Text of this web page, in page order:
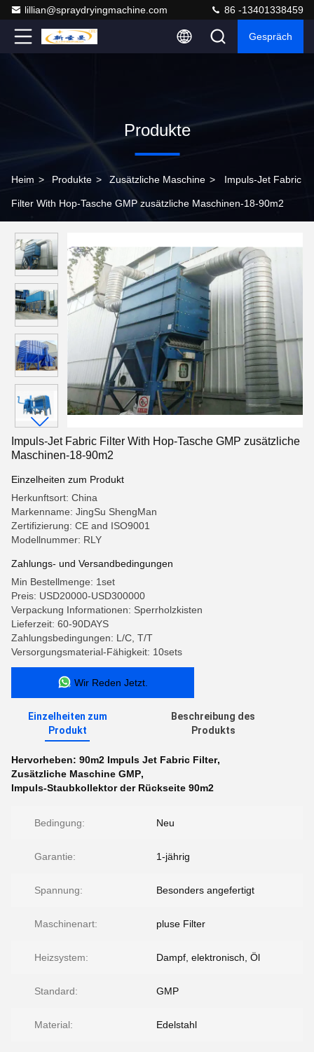
lillian@spraydryingmachine.com 86 -13401338459
Gespräch
Produkte
Heim > Produkte > Zusätzliche Maschine > Impuls-Jet Fabric
Filter With Hop-Tasche GMP zusätzliche Maschinen-18-90m2
Impuls-Jet Fabric Filter With Hop-Tasche GMP zusätzliche
Maschinen-18-90m2
Einzelheiten zum Produkt
Herkunftsort: China
Markenname: JingSu ShengMan
Zertifizierung: CE and ISO9001
Modellnummer: RLY
Zahlungs- und Versandbedingungen
Min Bestellmenge: 1set
Preis: USD20000-USD300000
Verpackung Informationen: Sperrholzkisten
Lieferzeit: 60-90DAYS
Zahlungsbedingungen: L/C, T/T
Versorgungsmaterial-Fähigkeit: 10sets
Wir Reden Jetzt.
Einzelheiten zum
Produkt
Beschreibung des
Produkts
Hervorheben: 90m2 Impuls Jet Fabric Filter,
Zusätzliche Maschine GMP,
Impuls-Staubkollektor der Rückseite 90m2
Bedingung: Neu
Garantie: 1-jährig
Spannung: Besonders angefertigt
Maschinenart: pluse Filter
Heizsystem: Dampf, elektronisch, Öl
Standard: GMP
Material: Edelstahl